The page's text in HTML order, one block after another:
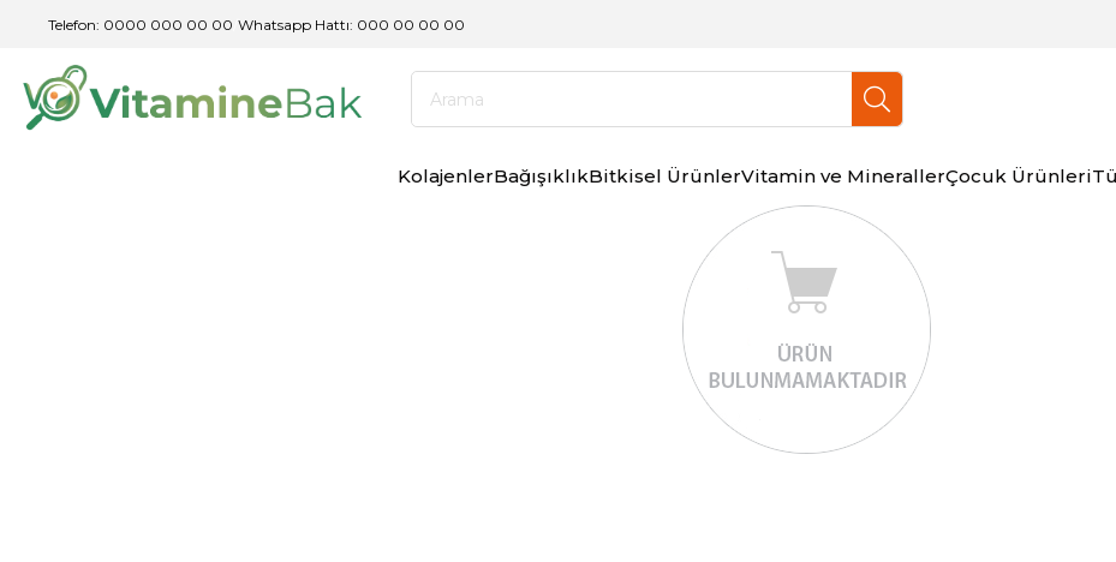
Telefon: 0000 000 00 00 Whatsapp Hattı: 000 00 00 00
KolajenlerBağışıklıkBitkisel ÜrünlerVitamin ve MinerallerÇocuk Ürünleri